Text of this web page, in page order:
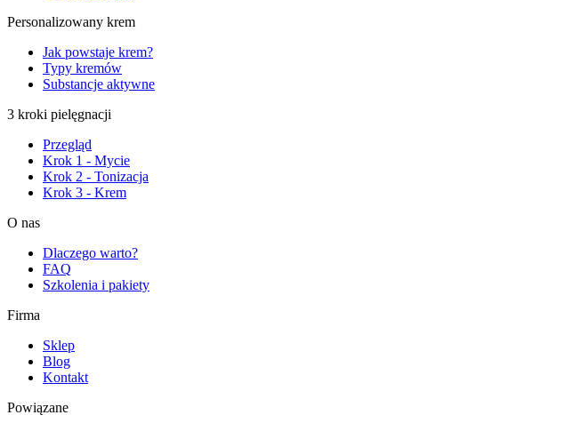
Personalizowany krem
Jak powstaje krem?
Typy kremów
Substancje aktywne
3 kroki pielęgnacji
Przegląd
Krok 1 - Mycie
Krok 2 - Tonizacja
Krok 3 - Krem
O nas
Dlaczego warto?
FAQ
Szkolenia i pakiety
Firma
Sklep
Blog
Kontakt
Powiązane